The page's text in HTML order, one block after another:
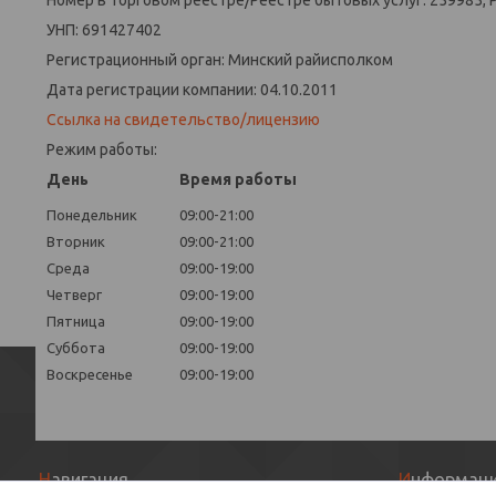
УНП: 691427402
Регистрационный орган: Минский райисполком
Дата регистрации компании: 04.10.2011
Ссылка на свидетельство/лицензию
Режим работы:
День
Время работы
Понедельник
09:00-21:00
Вторник
09:00-21:00
Среда
09:00-19:00
Четверг
09:00-19:00
Пятница
09:00-19:00
Суббота
09:00-19:00
Воскресенье
09:00-19:00
Навигация